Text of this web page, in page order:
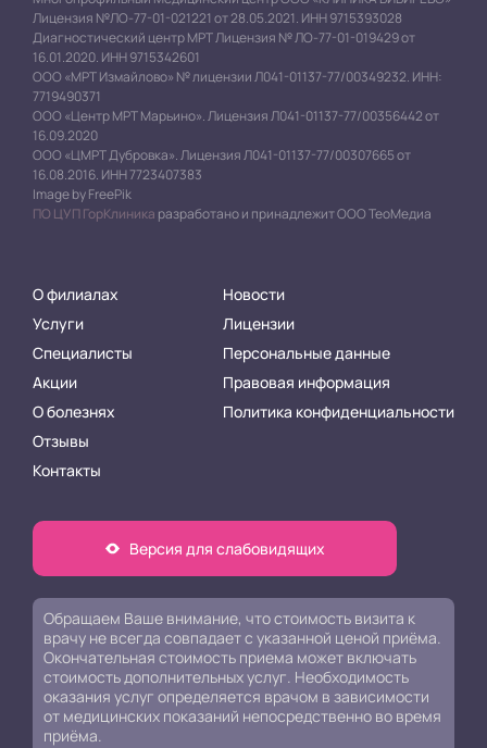
Лицензия №ЛО-77-01-021221 от 28.05.2021. ИНН 9715393028
Диагностический центр МРТ Лицензия № ЛО-77-01-019429 от
16.01.2020. ИНН 9715342601
ООО «МРТ Измайлово» № лицензии Л041-01137-77/00349232. ИНН:
7719490371
ООО «Центр МРТ Марьино». Лицензия Л041-01137-77/00356442 от
16.09.2020
ООО «ЦМРТ Дубровка». Лицензия Л041-01137-77/00307665 от
16.08.2016. ИНН 7723407383
Image by FreePik
ПО ЦУП ГорКлиника разработано и принадлежит ООО ТеоМедиа
О филиалах
Услуги
Специалисты
Акции
О болезнях
Отзывы
Контакты
Новости
Лицензии
Персональные данные
Правовая информация
Политика конфиденциальности
Версия для слабовидящих
Обращаем Ваше внимание, что стоимость визита к
врачу не всегда совпадает с указанной ценой приёма.
Окончательная стоимость приема может включать
стоимость дополнительных услуг. Необходимость
оказания услуг определяется врачом в зависимости
от медицинских показаний непосредственно во время
приёма.